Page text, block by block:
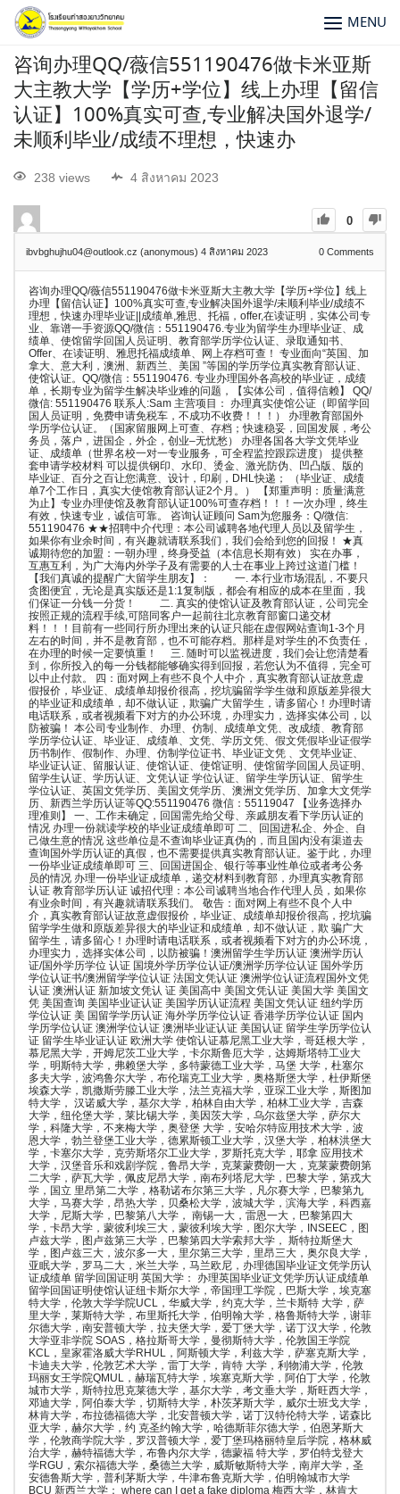
MENU
咨询办理QQ/薇信551190476做卡米亚斯
大主教大学【学历+学位】线上办理【留信
认证】100%真实可查,专业解决国外退学/
未顺利毕业/成绩不理想，快速办
238 views 4 สิงหาคม 2023
0
ibvbghujhu04@outlook.cz (anonymous) 4 สิงหาคม 2023 0 Comments
咨询办理QQ/薇信551190476做卡米亚斯大主教大学【学历+学位】线上
办理【留信认证】100%真实可查,专业解决国外退学/未顺利毕业/成绩不
理想，快速办理毕业证||成绩单,雅思、托福，offer,在读证明，实体公司专
业、靠谱一手资源QQ/微信：551190476.专业为留学生办理毕业证、成
绩单、使馆留学回国人员证明、教育部学历学位认证、录取通知书、
Offer、在读证明、雅思托福成绩单、网上存档可查！ 专业面向“英国、加
拿大、意大利，澳洲、新西兰、美国 ”等国的学历学位真实教育部认证、
使馆认证。QQ/微信：551190476. 专业办理国外各高校的毕业证，成绩
单，长期专业为留学生解决毕业难的问题，【实体公司，值得信赖】 QQ/
微信: 551190476 联系人:Sam 主营项目： 办理真实使馆公证（即留学回
国人员证明，免费申请免税车，不成功不收费！！！） 办理教育部国外
学历学位认证。（国家留服网上可查、存档；快速稳妥，回国发展，考公
务员，落户，进国企，外企，创业–无忧愁） 办理各国各大学文凭毕业
证、成绩单（世界名校一对一专业服务，可全程监控跟踪进度） 提供整
套申请学校材料 可以提供钢印、水印、烫金、激光防伪、凹凸版、版的
毕业证、百分之百让您满意、设计，印刷，DHL快递； （毕业证、成绩
单7个工作日，真实大使馆教育部认证2个月。） 【郑重声明：质量满意
为止】专业办理使馆及教育部认证100%可查存档！！！一次办理，终生
有效，快速专业，诚信可靠。 咨询认证顾问 Sam为您服务：Q/微信:
551190476 ★★招聘中介代理：本公司诚聘各地代理人员以及留学生，
如果你有业余时间，有兴趣就请联系我们，我们会给到您的回报！ ★真
诚期待您的加盟：一朝办理，终身受益（本信息长期有效） 实在办事，
互惠互利，为广大海内外学子及有需要的人士在事业上跨过这道门槛！
【我们真诚的提醒广大留学生朋友】： 一. 本行业市场混乱，不要只
贪图便宜，无论是真实版还是1:1复制版，都会有相应的成本在里面，我
们保证一分钱一分货！ 二. 真实的使馆认证及教育部认证，公司完全
按照正规的流程手续,可陪同客户一起前往北京教育部窗口递交材
料！！！目前有一些同行所办理出来的认证只能在虚假网站查询1-3个月
左右的时间，并不是教育部，也不可能存档。那样是对学生的不负责任，
在办理的时候一定要慎重！ 三. 随时可以监视进度，我们会让您清楚看
到，你所投入的每一分钱都能够确实得到回报，若您认为不值得，完全可
以中止付款。 四：面对网上有些不良个人中介，真实教育部认证故意虚
假报价，毕业证、成绩单却报价很高，挖坑骗留学学生做和原版差异很大
的毕业证和成绩单，却不做认证，欺骗广大留学生，请多留心！办理时请
电话联系，或者视频看下对方的办公环境，办理实力，选择实体公司，以
防被骗！ 本公司专业制作、办理、仿制、成绩单文凭、改成绩、教育部
学历学位认证、毕业证、成绩单、文凭、学历文凭、假文凭假毕业证假学
历书制作、假制作、办理、仿制学位证书、毕业证文凭 、文凭毕业证、
毕业证认证、留服认证、使馆认证、使馆证明、使馆留学回国人员证明、
留学生认证、学历认证、文凭认证 学位认证、留学生学历认证、留学生
学位认证、英国文凭学历、美国文凭学历、澳洲文凭学历、加拿大文凭学
历、新西兰学历认证等QQ:551190476 微信：55119047 【业务选择办
理准则】 一、工作未确定，回国需先给父母、亲戚朋友看下学历认证的
情况 办理一份就读学校的毕业证成绩单即可 二、回国进私企、外企、自
己做生意的情况 这些单位是不查询毕业证真伪的，而且国内没有渠道去
查询国外学历认证的真假，也不需要提供真实教育部认证。鉴于此，办理
一份毕业证成绩单即可 三、回国进国企、银行等事业性单位或者考公务
员的情况 办理一份毕业证成绩单，递交材料到教育部，办理真实教育部
认证 教育部学历认证 诚招代理：本公司诚聘当地合作代理人员，如果你
有业余时间，有兴趣就请联系我们。 敬告：面对网上有些不良个人中
介，真实教育部认证故意虚假报价，毕业证、成绩单却报价很高，挖坑骗
留学学生做和原版差异很大的毕业证和成绩单，却不做认证，欺 骗广大
留学生，请多留心！办理时请电话联系，或者视频看下对方的办公环境，
办理实力，选择实体公司，以防被骗！澳洲留学生学历认证 澳洲学历认
证/国外学历学位 认证 国境外学历学位认证/澳洲学历学位认证 国外学历
学位认证书/澳洲留学学位认证 法国文凭认证 澳洲学位认证流程国外文凭
认证 澳洲认证 新加坡文凭认 证 美国高中 美国文凭认证 美国大学 美国文
凭 美国查询 美国毕业证认证 美国学历认证流程 美国文凭认证 纽约学历
学位认证 美 国留学学历认证 海外学历学位认证 香港学历学位认证 国内
学历学位认证 澳洲学位认证 澳洲毕业证认证 美国认证 留学生学历学位认
证 留学生毕业证认证 欧洲大学 使馆认证慕尼黑工业大学，哥廷根大学，
慕尼黑大学，开姆尼茨工业大学，卡尔斯鲁厄大学，达姆斯塔特工业大
学，明斯特大学，弗赖堡大学，多特蒙德工业大学，马堡 大学，杜塞尔
多夫大学，波鸿鲁尔大学，布伦瑞克工业大学，奥格斯堡大学，杜伊斯堡
埃森大学，凯撒斯劳滕工业大学，法兰克福大学，亚琛工业大学，斯图加
特大学， 汉诺威大学，基尔大学，柏林自由大学，柏林工业大学，吉森
大学，纽伦堡大学，莱比锡大学，美因茨大学，乌尔兹堡大学，萨尔大
学，科隆大学，不来梅大学，奥登堡 大学，安哈尔特应用技术大学，波
恩大学，勃兰登堡工业大学，德累斯顿工业大学，汉堡大学，柏林洪堡大
学，卡塞尔大学，克劳斯塔尔工业大学，罗斯托克大学，耶拿 应用技术
大学，汉堡音乐和戏剧学院，鲁昂大学，克莱蒙费朗一大，克莱蒙费朗第
二大学，萨瓦大学，佩皮尼昂大学，南布列塔尼大学，巴黎大学，第戎大
学，国立 里昂第二大学，格勒诺布尔第三大学，凡尔赛大学，巴黎第九
大学，马赛大学，昂热大学，贝桑松大学，波城大学，滨海大学，科西嘉
大学，尼斯大学，巴黎第八大学， 南锡一大，雷恩一大，巴黎第四大
学，卡昂大学，蒙彼利埃三大，蒙彼利埃大学，图尔大学，INSEEC，图
卢兹大学，图卢兹第三大学，巴黎第四大学索邦大学， 斯特拉斯堡大
学，图卢兹三大，波尔多一大，里尔第三大学，里昂三大，奥尔良大学，
亚眠大学，罗马二大，米兰大学，马兰欧尼，办理德国毕业证文凭学历认
证成绩单 留学回国证明 英国大学： 办理英国毕业证文凭学历认证成绩单
留学回国证明使馆认证纽卡斯尔大学，帝国理工学院，巴斯大学，埃克塞
特大学，伦敦大学学院UCL，华威大学，约克大学，兰卡斯特 大学，萨
里大学，莱斯特大学，布里斯托大学，伯明翰大学，格鲁斯特大学，谢菲
尔德大学，南安普顿大学，拉夫堡大学，爱丁堡大学，诺丁汉大学，伦敦
大学亚非学院 SOAS，格拉斯哥大学，曼彻斯特大学，伦敦国王学院
KCL，皇家霍洛威大学RHUL，阿斯顿大学，利兹大学，萨塞克斯大学，
卡迪夫大学，伦敦艺术大学，雷丁大学，肯特 大学，利物浦大学，伦敦
玛丽女王学院QMUL，赫瑞瓦特大学，埃塞克斯大学，阿伯丁大学，伦敦
城市大学，斯特拉思克莱德大学，基尔大学，考文垂大学，斯旺西大学，
邓迪大学，阿伯泰大学，切斯特大学，朴茨茅斯大学，威尔士班戈大学，
林肯大学，布拉德福德大学，北安普顿大学，诺丁汉特伦特大学，诺森比
亚大学，赫尔大学，约 克圣约翰大学，哈德斯菲尔德大学，伯恩茅斯大
学，伦敦商学院大学，罗汉普顿大学，爱丁堡玛格丽特皇后学院，格林威
治大学，赫特福德大学，布鲁内尔大学，德蒙福 特大学，罗伯特戈登大
学RGU，索尔福德大学，桑德兰大学，威斯敏斯特大学，南岸大学，圣
安德鲁斯大学，普利茅斯大学，牛津布鲁克斯大学，伯明翰城市大学
BCU 新西兰大学： where can I get a fake diploma 梅西大学，林肯大